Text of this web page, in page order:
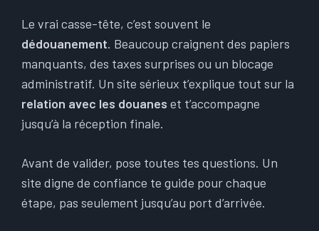
Le vrai casse-tête, c’est souvent le
dédouanement. Beaucoup craignent des papiers
manquants, des taxes surprises ou un blocage
administratif. Un site sérieux t’explique tout sur la
relation avec les douanes et t’accompagne
jusqu’à la réception finale.
Avant de valider, pose toutes tes questions. Un
site digne de confiance te guide pour chaque
étape, pas seulement jusqu’au port d’arrivée.